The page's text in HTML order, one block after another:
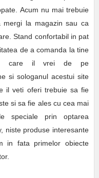
Acum nu mai trebuie
la magazin sau ca
Stand confortabil in pat
de a comanda la tine
care il vrei de pe
si sologanul acestui site
il veti oferi trebuie sa fie
si sa fie ales cu cea mai
speciale prin optarea
niste produse interesante
in fata primelor obiecte